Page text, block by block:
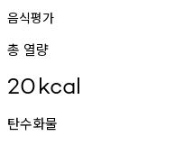
음식평가
총 열량
20kcal
탄수화물